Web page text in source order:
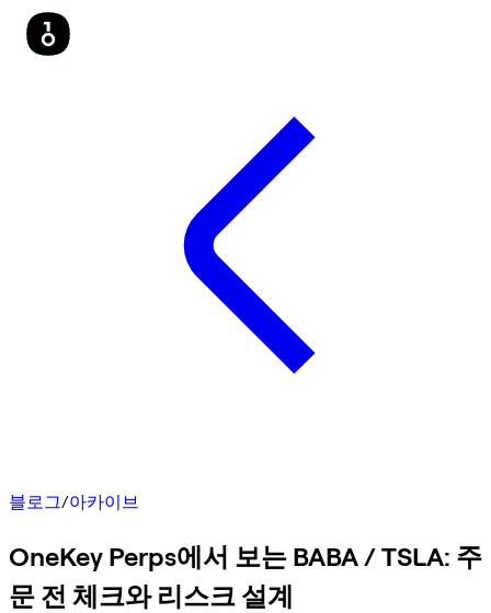
블로그/아카이브
OneKey Perps에서 보는 BABA / TSLA: 주
문 전 체크와 리스크 설계